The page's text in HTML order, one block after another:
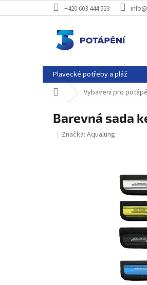
na
+420 603 444 523
Plavecké potřeby a pláž
Domů Vybavení pro
Barevná sada
Značka: Aqualung